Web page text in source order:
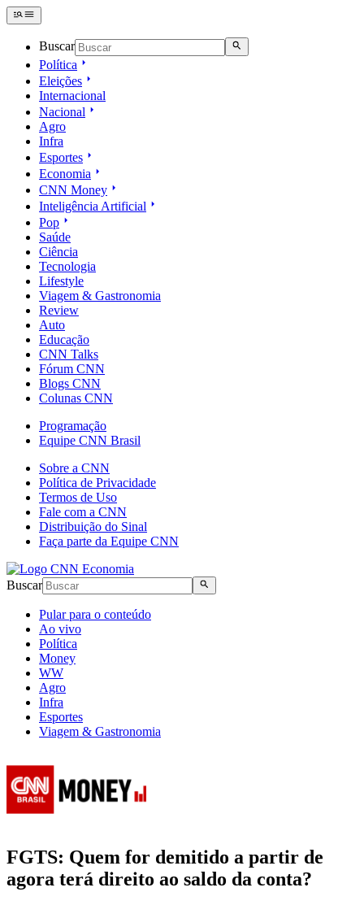
Buscar
Política
Eleições
Internacional
Nacional
Agro
Infra
Esportes
Economia
CNN Money
Inteligência Artificial
Pop
Saúde
Ciência
Tecnologia
Lifestyle
Viagem & Gastronomia
Review
Auto
Educação
CNN Talks
Fórum CNN
Blogs CNN
Colunas CNN
Programação
Equipe CNN Brasil
Sobre a CNN
Política de Privacidade
Termos de Uso
Fale com a CNN
Distribuição do Sinal
Faça parte da Equipe CNN
Buscar
Pular para o conteúdo
Ao vivo
Política
Money
WW
Agro
Infra
Esportes
Viagem & Gastronomia
FGTS: Quem for demitido a partir de
agora terá direito ao saldo da conta?